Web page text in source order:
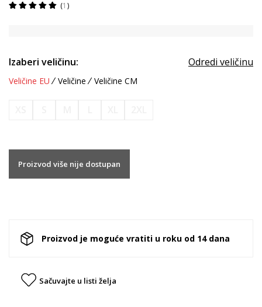
1
Izaberi veličinu: Odredi veličinu
Veličine EU Veličine Veličine CM
Proizvod više nije dostupan
Proizvod je moguće vratiti u roku od 14 dana
Sačuvajte u listi želja